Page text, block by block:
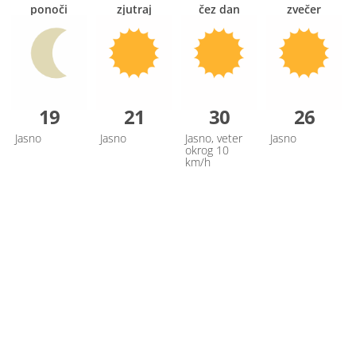
ponoči
19
Jasno
zjutraj
21
Jasno
čez dan
30
Jasno, veter
okrog 10
km/h
zvečer
26
Jasno